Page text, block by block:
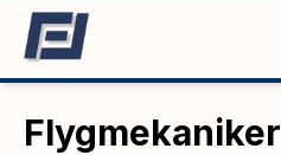
Flygmekaniker